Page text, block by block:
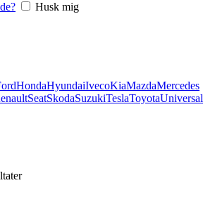
Husk mig
HondaHyundaiIvecoKiaMazdaMercedes
SeatSkodaSuzukiTeslaToyotaUniversal
Sorteret